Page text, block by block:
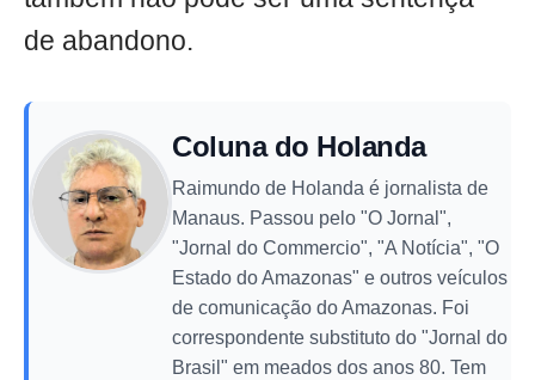
de abandono.
Coluna do Holanda
Raimundo de Holanda é jornalista de
Manaus. Passou pelo "O Jornal",
"Jornal do Commercio", "A Notícia", "O
Estado do Amazonas" e outros veículos
de comunicação do Amazonas. Foi
correspondente substituto do "Jornal do
Brasil" em meados dos anos 80. Tem